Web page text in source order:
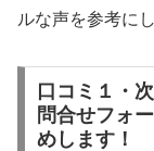
ルな声を参考に
口コミ１・
問合せフォ
めします！